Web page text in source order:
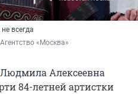
всегда
«Москва»
Людмила Алексеевна
84-летнейартистки